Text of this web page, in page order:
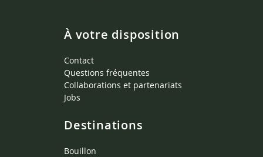
À votre disposition
Contact
Questions fréquentes
Collaborations et partenariats
Jobs
Destinations
Bouillon